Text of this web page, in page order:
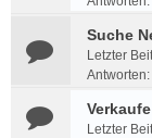
Suche
Letzter
Antworten:
Letzter